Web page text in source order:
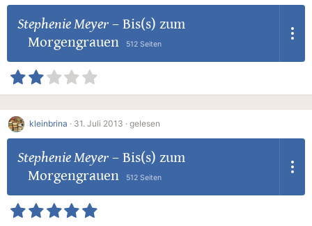
Stephenie Meyer– Bis(s) zum
Morgengrauen
512 Seiten
kleinbrina · 31. Juli 2013 · gelesen
Stephenie Meyer– Bis(s) zum
Morgengrauen
512 Seiten